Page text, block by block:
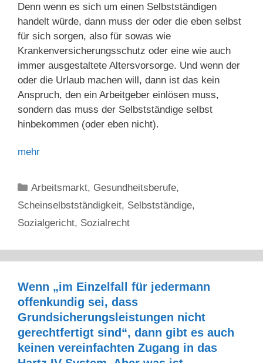
Denn wenn es sich um einen Selbstständigen
handelt würde, dann muss der oder die eben selbst
für sich sorgen, also für sowas wie
Krankenversicherungsschutz oder eine wie auch
immer ausgestaltete Altersvorsorge. Und wenn der
oder die Urlaub machen will, dann ist das kein
Anspruch, den ein Arbeitgeber einlösen muss,
sondern das muss der Selbstständige selbst
hinbekommen (oder eben nicht).
mehr
Kategorien
Arbeitsmarkt, Gesundheitsberufe,
Scheinselbstständigkeit, Selbstständige,
Sozialgericht, Sozialrecht
Wenn „im Einzelfall für jedermann
offenkundig sei, dass
Grundsicherungsleistungen nicht
gerechtfertigt sind“, dann gibt es auch
keinen vereinfachten Zugang in das